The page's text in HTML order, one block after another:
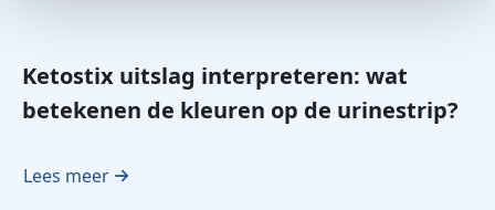
Ketostix uitslag interpreteren: wat
betekenen de kleuren op de urinestrip?
Lees meer